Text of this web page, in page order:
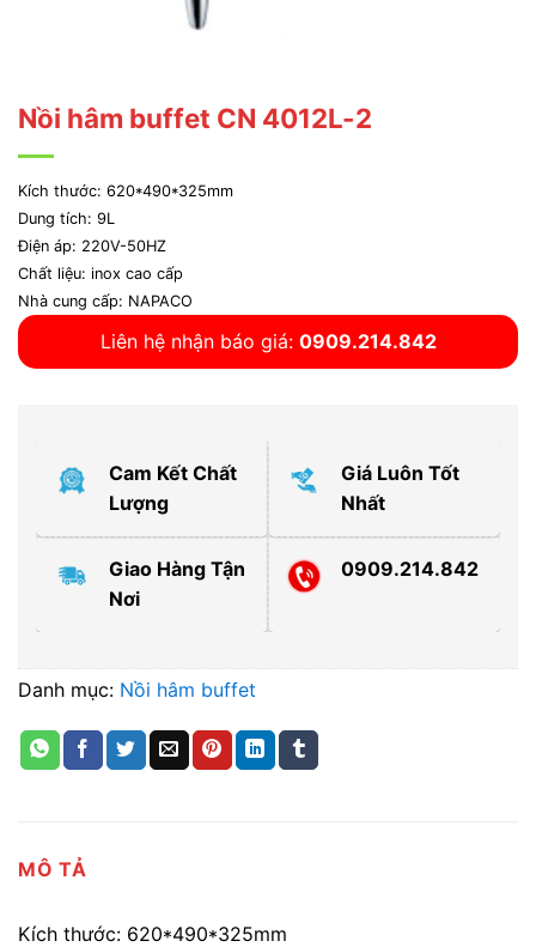
Nồi hâm buffet CN 4012L-2
Kích thước: 620*490*325mm
Dung tích: 9L
Điện áp: 220V-50HZ
Chất liệu: inox cao cấp
Nhà cung cấp: NAPACO
Liên hệ nhận báo giá: 0909.214.842
Cam Kết Chất
Lượng
Giá Luôn Tốt
Nhất
Giao Hàng Tận
Nơi
0909.214.842
Danh mục: Nồi hâm buffet
MÔ TẢ
Kích thước: 620*490*325mm